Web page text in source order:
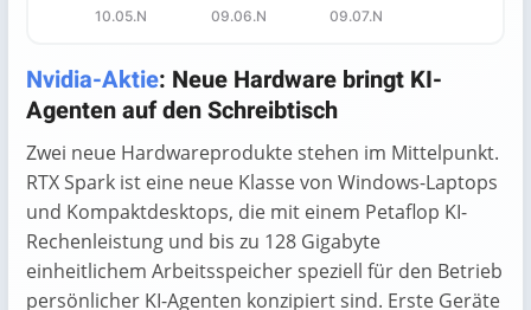
10.05.N 09.06.N 09.07.N
Nvidia-Aktie: Neue Hardware bringt KI-
Agenten auf den Schreibtisch
Zwei neue Hardwareprodukte stehen im Mittelpunkt.
RTX Spark ist eine neue Klasse von Windows-Laptops
und Kompaktdesktops, die mit einem Petaflop KI-
Rechenleistung und bis zu 128 Gigabyte
einheitlichem Arbeitsspeicher speziell für den Betrieb
persönlicher KI-Agenten konzipiert sind. Erste Geräte